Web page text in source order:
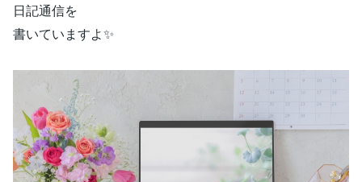
日記通信を
書いていますよ✨